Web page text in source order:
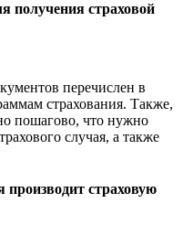
получения страховой
перечислен в
страхования. Также,
пошагово, что нужно
случая, а также
производит страховую